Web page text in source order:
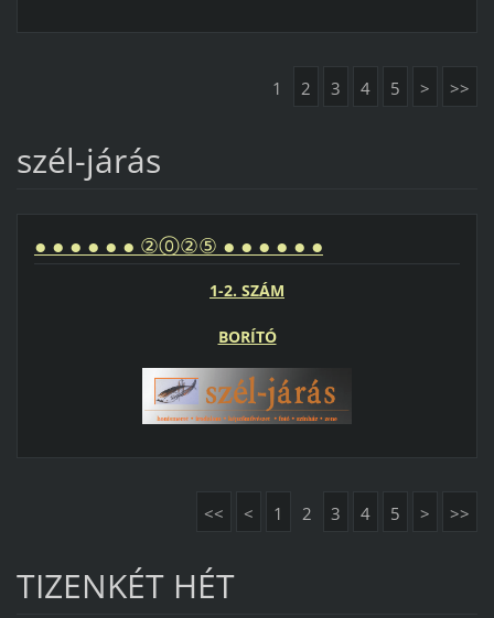
1 2 3 4 5 > >>
szél-járás
● ● ● ● ● ● ②⓪②⑤ ● ● ● ● ● ●
1-2. SZÁM
BORÍTÓ
<< < 1 2 3 4 5 > >>
TIZENKÉT HÉT